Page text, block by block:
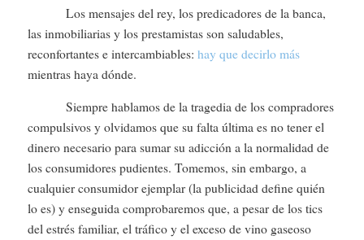
Los mensajes del rey, los predicadores de la banca,
las inmobiliarias y los prestamistas son saludables,
reconfortantes e intercambiables:hay que decirlo más
mientras haya dónde.
Siempre hablamos de la tragedia de los compradores
compulsivos y olvidamos que su falta última es no tener el
dinero necesario para sumar su adicción a la normalidad de
los consumidores pudientes. Tomemos, sin embargo, a
cualquier consumidor ejemplar (la publicidad define quién
lo es) y enseguida comprobaremos que, a pesar de los tics
del estrés familiar, el tráfico y el exceso de vino gaseoso